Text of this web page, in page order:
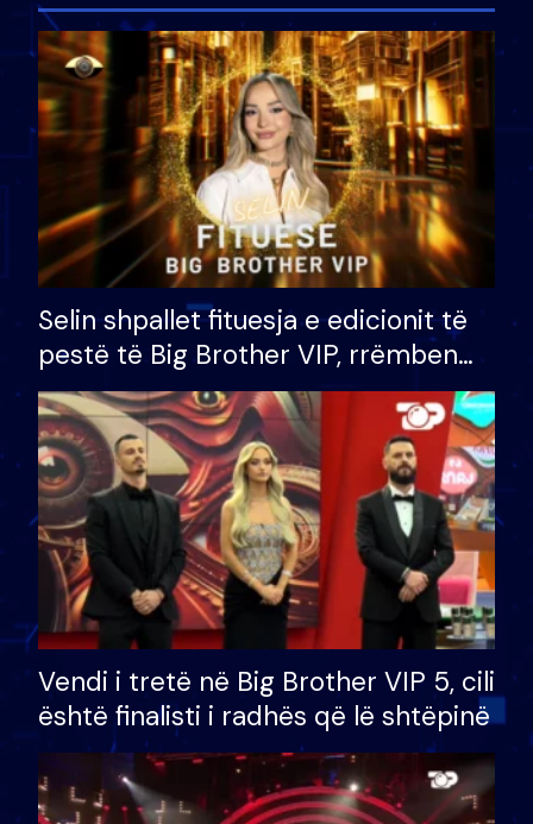
Selin shpallet fituesja e edicionit të
pestë të Big Brother VIP, rrëmben
çmimin e madh prej 100 mijë eurosh
Vendi i tretë në Big Brother VIP 5, cili
është finalisti i radhës që lë shtëpinë